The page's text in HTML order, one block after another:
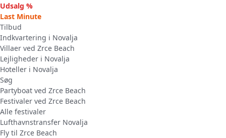
Udsalg %
Last Minute
Tilbud
Indkvartering i Novalja
Villaer ved Zrce Beach
Lejligheder i Novalja
Hoteller i Novalja
Søg
Partyboat ved Zrce Beach
Festivaler ved Zrce Beach
Alle festivaler
Lufthavnstransfer Novalja
Fly til Zrce Beach